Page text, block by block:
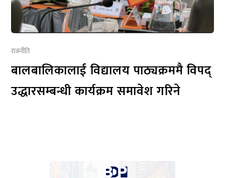
राजनीति
बालबालिकालाई विद्यालय पाठ्यक्रममै विपद्
उद्धारसम्बन्धी कार्यक्रम समावेश गरिने